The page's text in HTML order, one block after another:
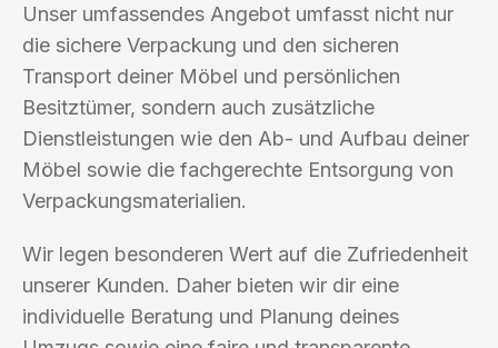
Unser umfassendes Angebot umfasst nicht nur
die sichere Verpackung und den sicheren
Transport deiner Möbel und persönlichen
Besitztümer, sondern auch zusätzliche
Dienstleistungen wie den Ab- und Aufbau deiner
Möbel sowie die fachgerechte Entsorgung von
Verpackungsmaterialien.
Wir legen besonderen Wert auf die Zufriedenheit
unserer Kunden. Daher bieten wir dir eine
individuelle Beratung und Planung deines